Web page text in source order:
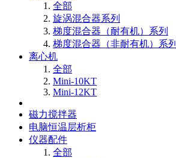
全部
旋涡混合器系列
梯度混合器（耐有机）系列
梯度混合器（非耐有机）系列
离心机
全部
Mini-10KT
Mini-12KT
磁力搅拌器
电脑恒温层析柜
仪器配件
全部